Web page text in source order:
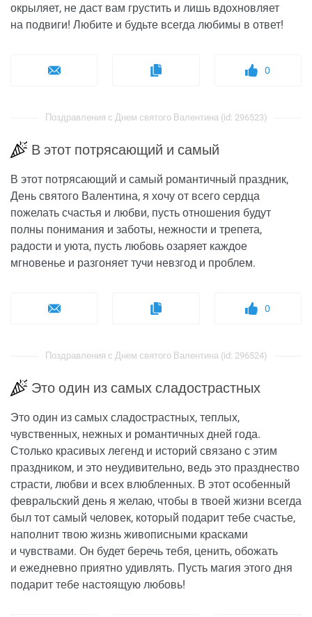
окрыляет, не даст вам грустить и лишь вдохновляет
на подвиги! Любите и будьте всегда любимы в ответ!
0
Поздравления с Днем святого Валентина (id: 296523)
В этот потрясающий и самый
В этот потрясающий и самый романтичный праздник,
День святого Валентина, я хочу от всего сердца
пожелать счастья и любви, пусть отношения будут
полны понимания и заботы, нежности и трепета,
радости и уюта, пусть любовь озаряет каждое
мгновенье и разгоняет тучи невзгод и проблем.
0
Поздравления с Днем святого Валентина (id: 296524)
Это один из самых сладострастных
Это один из самых сладострастных, теплых,
чувственных, нежных и романтичных дней года.
Столько красивых легенд и историй связано с этим
праздником, и это неудивительно, ведь это празднество
страсти, любви и всех влюбленных. В этот особенный
февральский день я желаю, чтобы в твоей жизни всегда
был тот самый человек, который подарит тебе счастье,
наполнит твою жизнь живописными красками
и чувствами. Он будет беречь тебя, ценить, обожать
и ежедневно приятно удивлять. Пусть магия этого дня
подарит тебе настоящую любовь!